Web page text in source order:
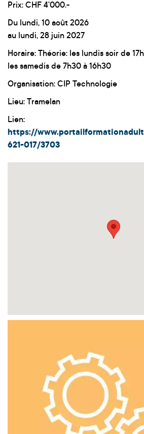
Prix: CHF 4'000.-
Du lundi, 10 août 2026
au lundi, 28 juin 2027
Horaire: Théorie: les lundis soir de
les samedis de 7h30 à 16h30
Organisation: CIP Technologie
Lieu: Tramelan
Lien:
https://
621-017/3703